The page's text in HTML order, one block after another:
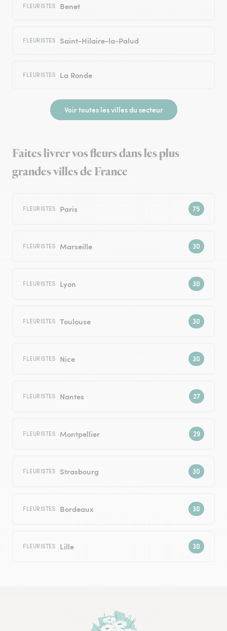
FLEURISTES Benet
FLEURISTES Saint-Hilaire-la-Palud
FLEURISTES La Ronde
Voir toutes les villes du secteur
Faites livrer vos fleurs dans les plus
grandes villes de France
FLEURISTES Paris
FLEURISTES Marseille
FLEURISTES Lyon
FLEURISTES Toulouse
FLEURISTES Nice
FLEURISTES Nantes
FLEURISTES Montpellier
FLEURISTES Strasbourg
FLEURISTES Bordeaux
FLEURISTES Lille